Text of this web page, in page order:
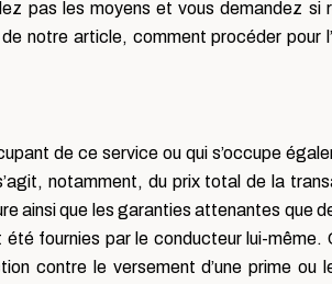
pas les moyens et vous demandez si
notre article, comment procéder pour
de ce service ou qui s’occupe
notamment, du prix total de la
ainsi que les garanties attenantes que
fournies par le conducteur lui-même.
contre le versement d’une prime ou